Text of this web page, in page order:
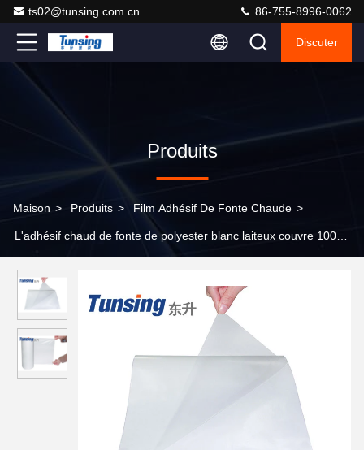
ts02@tunsing.com.cn 86-755-8996-0062
Discuter
Produits
Maison > Produits > Film Adhésif De Fonte Chaude >
L'adhésif chaud de fonte de polyester blanc laiteux couvre 100